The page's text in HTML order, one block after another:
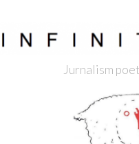
Jurnalism